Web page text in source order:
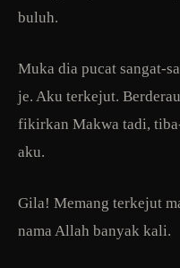
buluh.
Muka dia pucat sangat-
je. Aku terkejut.
fikirkan Makwa tadi,
aku.
Gila! Memang terkejut
nama Allah banyak kali.